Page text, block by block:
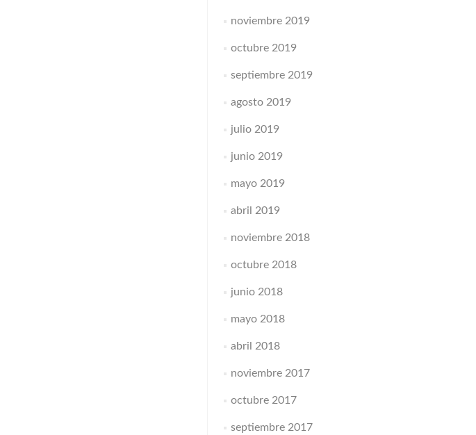
noviembre 2019
octubre 2019
septiembre 2019
agosto 2019
julio 2019
junio 2019
mayo 2019
abril 2019
noviembre 2018
octubre 2018
junio 2018
mayo 2018
abril 2018
noviembre 2017
octubre 2017
septiembre 2017